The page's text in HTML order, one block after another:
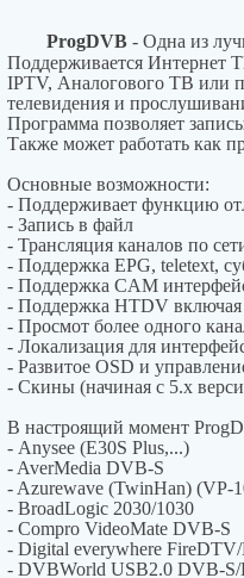
ProgDVB- Одна из
Поддерживается Интернет
IPTV, Аналогового ТВ или
телевидения и
Программа позволяет
Также может работать как
Основные возможности:
- Поддерживает функцию
- Запись в файл
- Трансляция каналов по
- Поддержка EPG, teletext,
- Поддержка CAM
- Поддержка HTDV
- Просмот более одного
- Локализация для
- Развитое OSD и
- Скины (начиная с 5.x
В настроящий момент
- Anysee (E30S Plus,...)
- AverMedia DVB-S
- Azurewave (TwinHan) (VP-
- BroadLogic 2030/1030
- Compro VideoMate DVB-S
- Digital everywhere
- DVBWorld USB2.0 DVB-S/